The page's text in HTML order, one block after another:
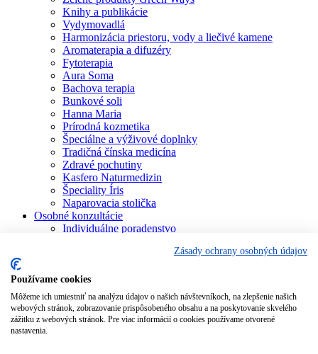
Knihy a publikácie
Vydymovadlá
Harmonizácia priestoru, vody a liečivé kamene
Aromaterapia a difuzéry
Fytoterapia
Aura Soma
Bachova terapia
Bunkové soli
Hanna Maria
Prírodná kozmetika
Špeciálne a výživové doplnky
Tradičná čínska medicína
Zdravé pochutiny
Kasfero Naturmedizin
Špeciality Íris
Naparovacia stolička
Osobné konzultácie
Individuálne poradenstvo
Aromaterapia
Homeopatia
Individuálna a partnerská numerológia
Numerológia – kľúč života
Zásady ochrany osobných údajov
Používame cookies
Môžeme ich umiestniť na analýzu údajov o našich návštevníkoch, na zlepšenie našich
webových stránok, zobrazovanie prispôsobeného obsahu a na poskytovanie skvelého
zážitku z webových stránok. Pre viac informácií o cookies používame otvorené
nastavenia.